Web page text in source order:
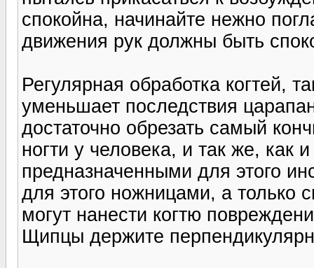
спокойна, начинайте нежно
движения рук должны быть
Регулярная обработка когтей,
уменьшает последствия
достаточно обрезать самый
ногти у человека, и так же, как
предназначенными для этого
для этого ножницами, а
могут нанести когтю
Щипцы держите